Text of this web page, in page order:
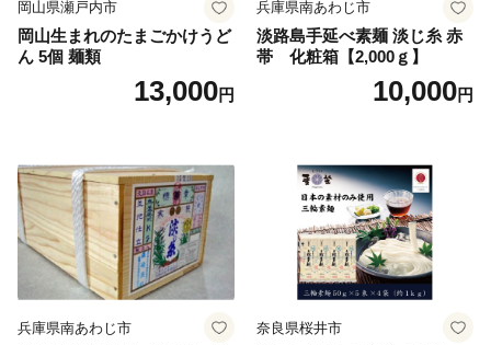
岡山県瀬戸内市
岡山生まれのたまごかけうど
ん 5個 麺類
13,000円
兵庫県南あわじ市
淡路島手延べ素麺 淡じ糸 赤
帯 化粧箱【2,000ｇ】
10,000円
兵庫県南あわじ市 奈良県桜井市